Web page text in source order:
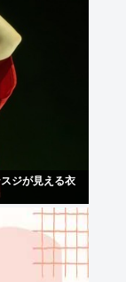
ジが見える衣